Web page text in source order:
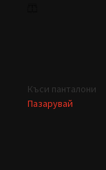
Къси панталони
Пазарувай